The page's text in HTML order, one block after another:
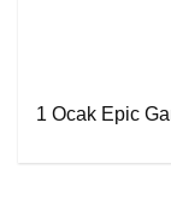
1 Ocak Epic